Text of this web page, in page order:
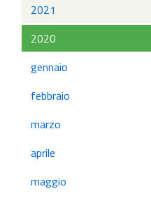
2021
2020
gennaio
febbraio
marzo
aprile
maggio